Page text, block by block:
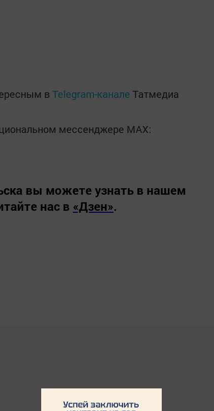
в Telegram-канале Татмедиа
мессенджере MАХ:
вы можете узнать в нашем
нас в «Дзен».